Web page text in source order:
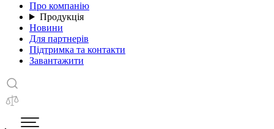
Про компанію
Продукція
Новини
Для партнерів
Підтримка та контакти
Завантажити